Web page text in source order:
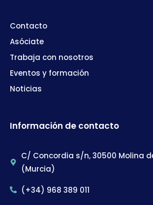
Contacto
Asóciate
Trabaja con nosotros
Eventos y formación
Noticias
Información de contacto
C/ Concordia s/n, 30500 Molina
(Murcia)
(+34) 968 389 011